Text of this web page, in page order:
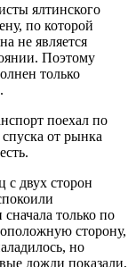
ялтинского
по которой
не является
Поэтому
только
поехал по
от рынка
с двух сторон
только по
сторону,
но
дожди показали,